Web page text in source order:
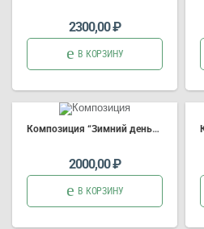
2300,00₽
В КОРЗИНУ
Композиция “Зимний день” (Арт. 2979)
2000,00₽
В КОРЗИНУ